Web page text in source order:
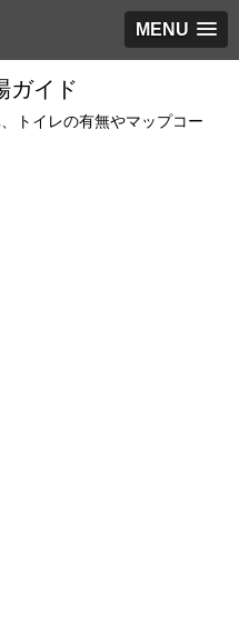
MENU
ガイド
トイレの有無やマップコー